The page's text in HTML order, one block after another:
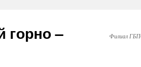
горно –
Филиал